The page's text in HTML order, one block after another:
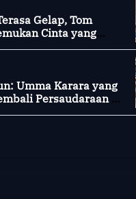
Gelap, Tom
Cinta yang
Umma Karara yang
Persaudaraan di